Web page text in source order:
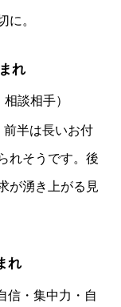
に。
れ
相談相手）
半は長いお付
れそうです。後
が湧き上がる見
れ
信・集中力・自